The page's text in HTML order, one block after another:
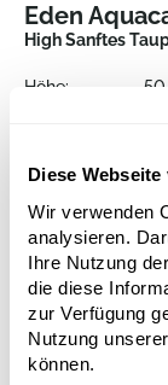
Diese
Wir verwenden
analysieren.
Ihre Nutzung
die diese
zur Verfügung
Nutzung
können.
Eden
High Sanftes
Höhe:
Tiefe: